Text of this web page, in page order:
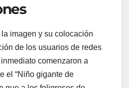
imagen y su colocación
de los usuarios de redes
comenzaron a
el “Niño gigante de